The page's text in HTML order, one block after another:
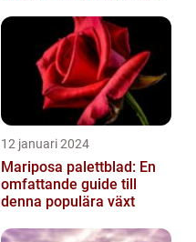
trädg...
12 januari 2024
Mariposa palettblad: En
omfattande guide till
denna populära växt